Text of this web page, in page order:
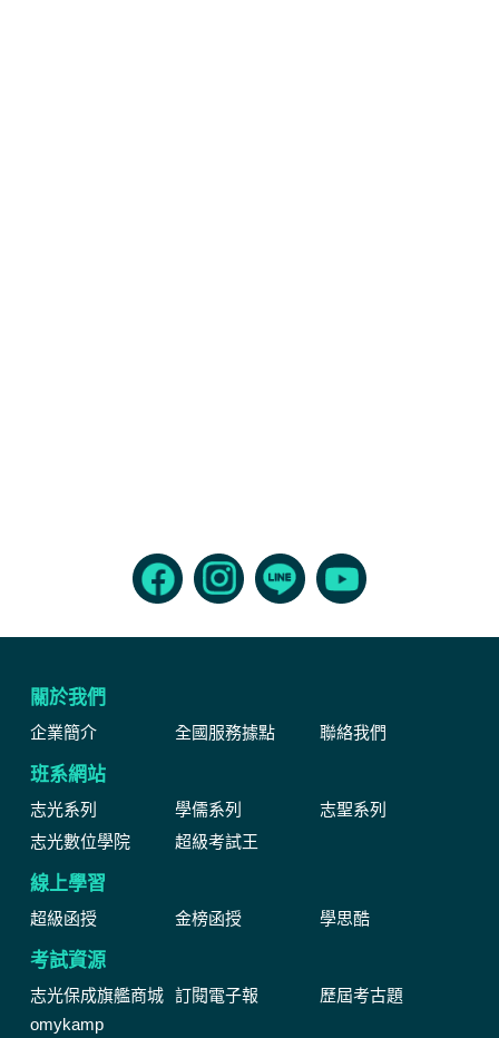
關於我們
企業簡介 全國服務據點 聯絡我們
班系網站
志光系列 學儒系列
志聖系列
志光數位學院
超級考試王
線上學習
超級函授 金榜函授 學思酷
考試資源
志光保成旗艦商城 訂閱電子報
歷屆考古題
omykamp